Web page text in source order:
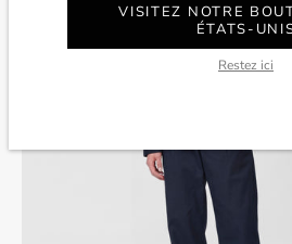
VISITEZ NOTRE
ÉTATS-
Restez ici